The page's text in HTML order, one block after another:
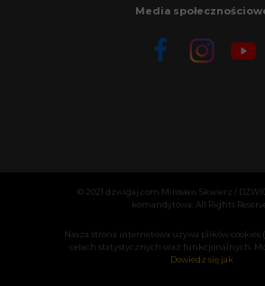
Nasza strona internetowa używa plików cookies
celach statystycznych oraz funkcjonalnych.
Dowiedz się jak
© 2021 dzwigaj.com Mirosław Skwierz /
komandytowa. All Rights
Media